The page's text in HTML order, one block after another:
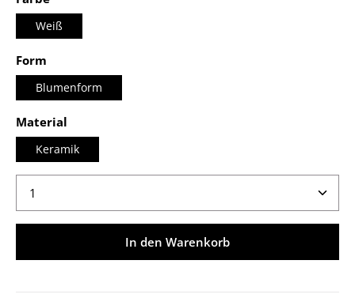
Weiß
Form
Blumenform
Material
Keramik
Produkt Anzahl: Gib den gewünschten Wert ein
In den Warenkorb